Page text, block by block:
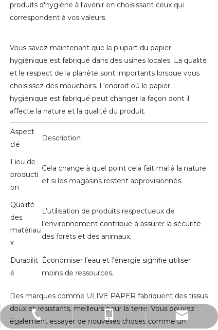
produits d'hygiène à l'avenir en choisissant ceux qui
correspondent à vos valeurs.
Vous savez maintenant que la plupart du papier
hygiénique est fabriqué dans des usines locales. La qualité
et le respect de la planète sont importants lorsque vous
choisissez des mouchoirs. L’endroit où le papier
hygiénique est fabriqué peut changer la façon dont il
affecte la nature et la qualité du produit.
Aspect
clé
Description
Lieu de
producti
on
Cela change à quel point cela fait mal à la nature
et si les magasins restent approvisionnés.
Qualité
des
matériau
x
L’utilisation de produits respectueux de
l’environnement contribue à assurer la sécurité
des forêts et des animaux.
Durabilit
é
Économiser l’eau et l’énergie signifie utiliser
moins de ressources.
Des marques comme ULIVE PAPER fabriquent des tissus
doux et résistants, meilleurs pour la terre. Vous pouvez
également essayer de nouvelles choses comme un
0086-0757-82097850
0086-18676551805
sales@ulivepaper.com